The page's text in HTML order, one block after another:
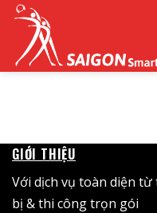
dung
GIỚI THIỆU
Với dịch vụ toàn diện
bị & thi công trọn gói